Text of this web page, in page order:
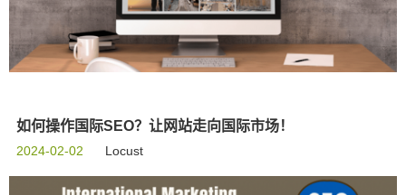
如何操作国际SEO？让网站走向国际市场！
2024-02-02 Locust